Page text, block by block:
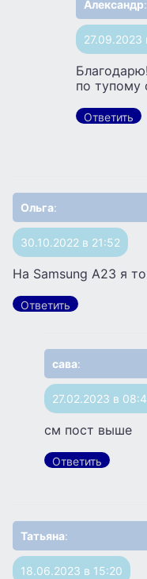
Александр:
27.09.2023
по тупому
Ответить
Ольга:
30.10.2022 в 21:52
На Samsung A23 я
Ответить
сава:
27.02.2023 в
см пост выше
Ответить
Татьяна:
18.06.2023 в 15:20